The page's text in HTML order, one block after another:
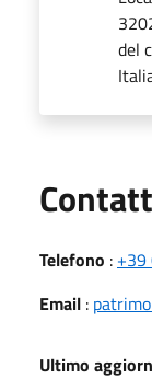
del
Telefono :
Email :
Ultimo